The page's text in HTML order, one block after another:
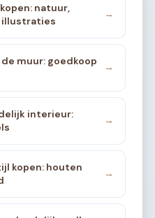
natuur,
illustraties
→
muur: goedkoop
→
interieur:
→
kopen: houten
→